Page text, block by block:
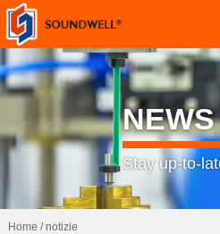
informazioni
Personalizzazione
moduli
codificatori
potenziometri
sensori
Stay up-to-
Home /notizie